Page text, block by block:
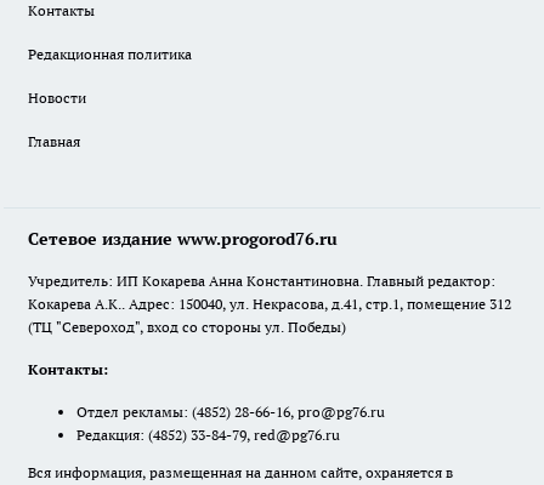
Контакты
Редакционная политика
Новости
Главная
Сетевое издание www.progorod76.ru
Учредитель: ИП Кокарева Анна Константиновна. Главный редактор:
Кокарева А.К.. Адрес: 150040, ул. Некрасова, д.41, стр.1, помещение 312
(ТЦ "Североход", вход со стороны ул. Победы)
Контакты:
Отдел рекламы: (4852) 28-66-16, pro@pg76.ru
Редакция: (4852) 33-84-79, red@pg76.ru
Вся информация, размещенная на данном сайте, охраняется в